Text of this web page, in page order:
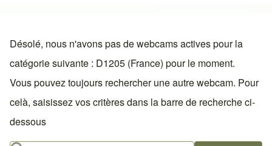
Désolé, nous n'avons pas de webcams actives pour la
catégorie suivante : D1205 (France) pour le moment.
Vous pouvez toujours rechercher une autre webcam. Pour
celà, saisissez vos critères dans la barre de recherche ci-
dessous